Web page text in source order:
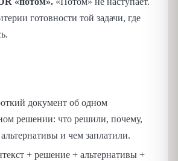
готовности той задачи, где
документ об одном
решении: что решили, почему,
и чем заплатили.
+ решение + альтернативы +